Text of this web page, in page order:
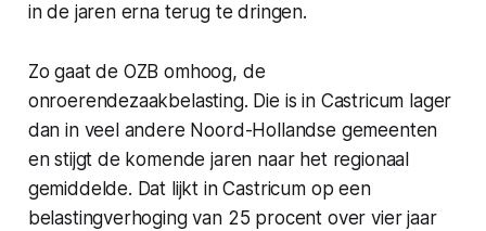
in de jaren erna terug te dringen.
Zo gaat de OZB omhoog, de
onroerendezaakbelasting. Die is in Castricum lager
dan in veel andere Noord-Hollandse gemeenten
en stijgt de komende jaren naar het regionaal
gemiddelde. Dat lijkt in Castricum op een
belastingverhoging van 25 procent over vier jaar